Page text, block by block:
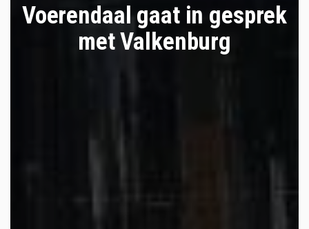
Voerendaal gaat in gesprek
met Valkenburg